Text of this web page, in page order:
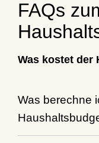
FAQs
Was kostet der
Was berechne